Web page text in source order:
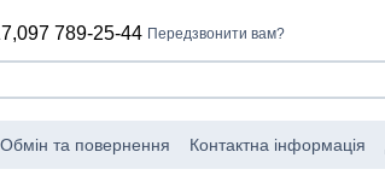
097 789-25-44 Передзвонити вам?
Обмін та повернення Контактна інформація